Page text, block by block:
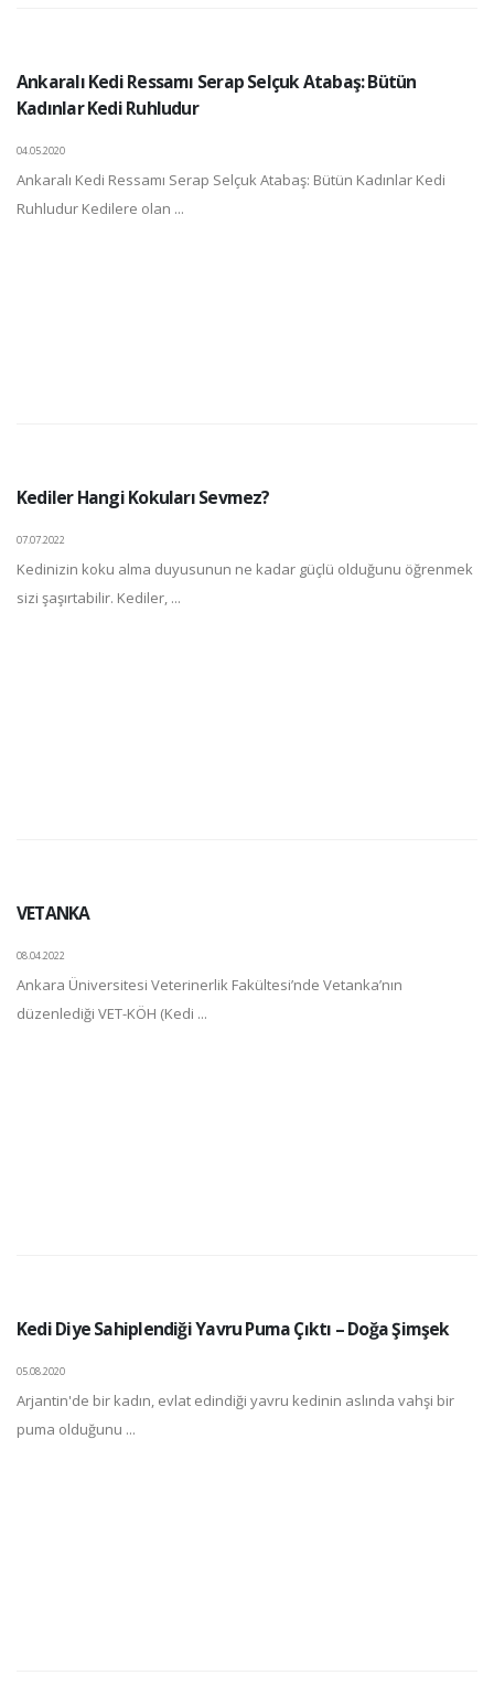
Ankaralı Kedi Ressamı Serap Selçuk Atabaş: Bütün
Kadınlar Kedi Ruhludur
04.05.2020
Ankaralı Kedi Ressamı Serap Selçuk Atabaş: Bütün Kadınlar Kedi
Ruhludur Kedilere olan ...
Kediler Hangi Kokuları Sevmez?
07.07.2022
Kedinizin koku alma duyusunun ne kadar güçlü olduğunu öğrenmek
sizi şaşırtabilir. Kediler, ...
VETANKA
08.04.2022
Ankara Üniversitesi Veterinerlik Fakültesi’nde Vetanka’nın
düzenlediği VET-KÖH (Kedi ...
Kedi Diye Sahiplendiği Yavru Puma Çıktı – Doğa Şimşek
05.08.2020
Arjantin'de bir kadın, evlat edindiği yavru kedinin aslında vahşi bir
puma olduğunu ...